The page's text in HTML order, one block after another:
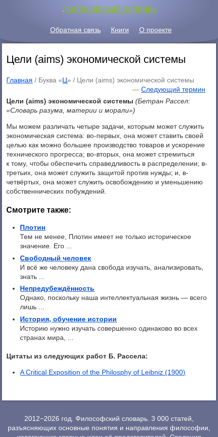
.Философский словарь
Обратная связь Книги О проекте
Цели (aims) экономической системы
Главная / Буква «Ц» / Цели (aims) экономической системы
— Следующий термин
Цели (aims) экономической системы (Бетран Рассел:
«Словарь разума, материи и морали»)
Мы можем различать четыре задачи, которым может служить
экономическая система: во-первых, она может ставить своей
целью как можно большее производство товаров и ускорение
технического прогресса; во-вторых, она может стремиться
к тому, чтобы обеспечить справедливость в распределении; в-
третьих, она может служить защитой против нужды; и, в-
четвёртых, она может служить освобождению и уменьшению
собственнических побуждений.
Смотрите также:
Плотин
Тем не менее, Плотин имеет не только историческое
значение. Его ...
Свободный человек
И всё же человеку дана свобода изучать, анализировать,
знать ...
Непредубеждённость
Однако, поскольку наша интеллектуальная жизнь — всего
лишь ...
История, обучение истории
Историю нужно изучать совершенно одинаково во всех
странах мира, ...
Цитаты из следующих работ Б. Рассела:
A Critical Exposition of the Philosphy of Leibniz (1900)
2012−2026 год. Философский словарь. 3 000 статей,
разъясняющих основные понятия и направления философии,